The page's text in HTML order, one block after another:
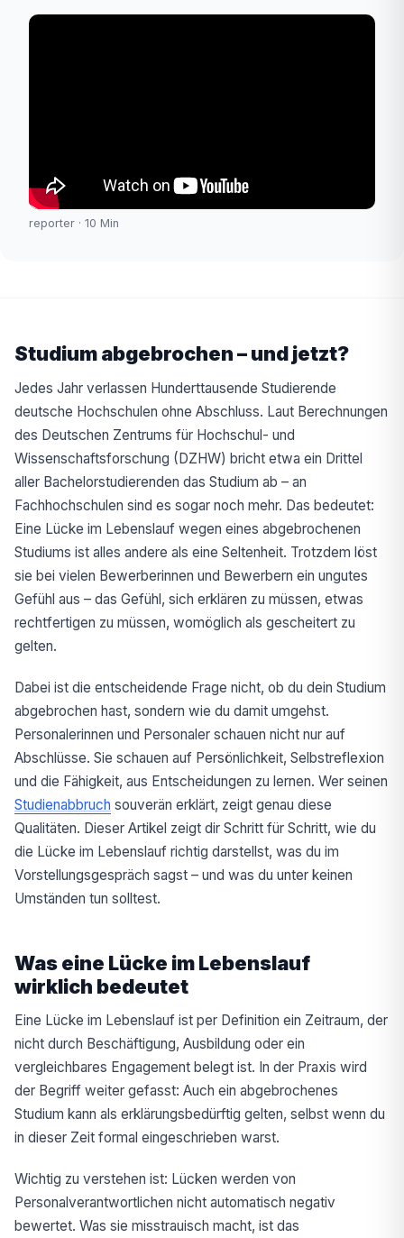
reporter · 10 Min
Studium abgebrochen – und jetzt?
Jedes Jahr verlassen Hunderttausende Studierende
deutsche Hochschulen ohne Abschluss. Laut Berechnungen
des Deutschen Zentrums für Hochschul- und
Wissenschaftsforschung (DZHW) bricht etwa ein Drittel
aller Bachelorstudierenden das Studium ab – an
Fachhochschulen sind es sogar noch mehr. Das bedeutet:
Eine Lücke im Lebenslauf wegen eines abgebrochenen
Studiums ist alles andere als eine Seltenheit. Trotzdem löst
sie bei vielen Bewerberinnen und Bewerbern ein ungutes
Gefühl aus – das Gefühl, sich erklären zu müssen, etwas
rechtfertigen zu müssen, womöglich als gescheitert zu
gelten.
Dabei ist die entscheidende Frage nicht, ob du dein Studium
abgebrochen hast, sondern wie du damit umgehst.
Personalerinnen und Personaler schauen nicht nur auf
Abschlüsse. Sie schauen auf Persönlichkeit, Selbstreflexion
und die Fähigkeit, aus Entscheidungen zu lernen. Wer seinen
Studienabbruch souverän erklärt, zeigt genau diese
Qualitäten. Dieser Artikel zeigt dir Schritt für Schritt, wie du
die Lücke im Lebenslauf richtig darstellst, was du im
Vorstellungsgespräch sagst – und was du unter keinen
Umständen tun solltest.
Was eine Lücke im Lebenslauf
wirklich bedeutet
Eine Lücke im Lebenslauf ist per Definition ein Zeitraum, der
nicht durch Beschäftigung, Ausbildung oder ein
vergleichbares Engagement belegt ist. In der Praxis wird
der Begriff weiter gefasst: Auch ein abgebrochenes
Studium kann als erklärungsbedürftig gelten, selbst wenn du
in dieser Zeit formal eingeschrieben warst.
Wichtig zu verstehen ist: Lücken werden von
Personalverantwortlichen nicht automatisch negativ
bewertet. Was sie misstrauisch macht, ist das